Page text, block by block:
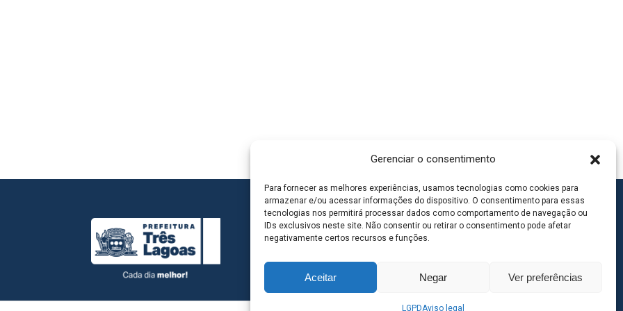
Gerenciar o consentimento
Para fornecer as melhores experiências, usamos tecnologias como cookies para
armazenar e/ou acessar informações do dispositivo. O consentimento para essas
tecnologias nos permitirá processar dados como comportamento de navegação ou
IDs exclusivos neste site. Não consentir ou retirar o consentimento pode afetar
negativamente certos recursos e funções.
Aceitar Negar Ver preferências
LGPDAviso legal